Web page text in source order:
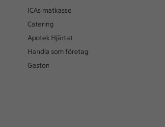
ICAs matkasse
Catering
Apotek Hjärtat
Handla som företag
Gaston